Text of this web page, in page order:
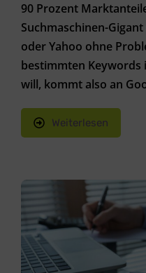
90 Prozent
Suchmaschinen-
oder Yahoo ohne
bestimmten Keywords
will, kommt also an
Weiterlesen